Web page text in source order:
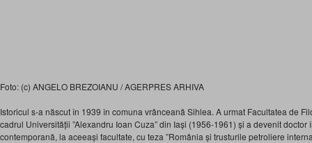
Foto: (c) ANGELO BREZOIANU / AGERPRES ARHIVA
Istoricul s-a născut în 1939 în comuna vrânceană Sihlea. A urmat Facultatea de
cadrul Universității ”Alexandru Ioan Cuza” din Iași (1956-1961) și a devenit
contemporană, la aceeași facultate, cu teza ”România și trusturile petroliere